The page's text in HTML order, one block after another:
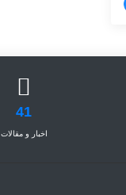
41
اخبار و مقالات